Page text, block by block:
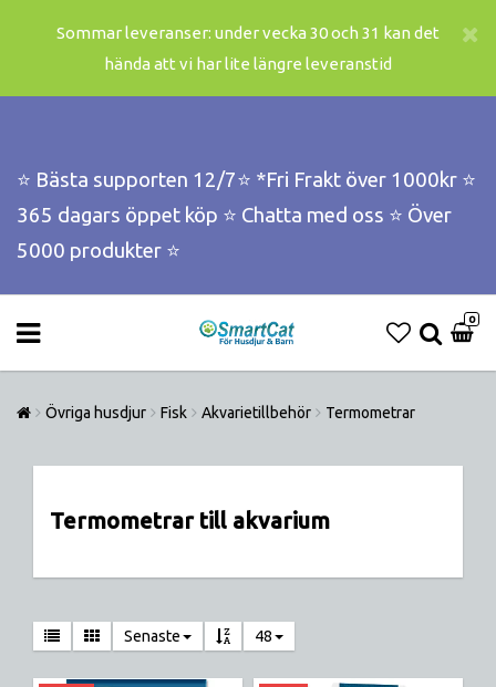
Sommar leveranser: under vecka 30 och 31 kan det
hända att vi har lite längre leveranstid
⭐️ Bästa supporten 12/7⭐️ *Fri Frakt över 1000kr ⭐️
365 dagars öppet köp ⭐️ Chatta med oss ⭐️ Över
5000 produkter ⭐️
0
Övriga husdjur Fisk Akvarietillbehör Termometrar
Termometrar till akvarium
Senaste 48